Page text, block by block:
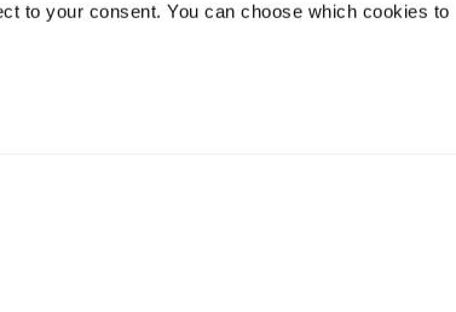
to your consent. You can choose which cookies to